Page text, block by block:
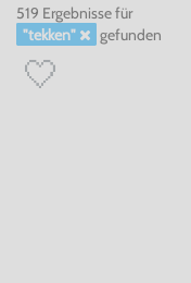
519 Ergebnissefür
"tekken"
gefunden